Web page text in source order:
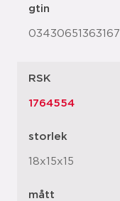
gtin
03430651363167
RSK
1764554
storlek
18x15x15
mått